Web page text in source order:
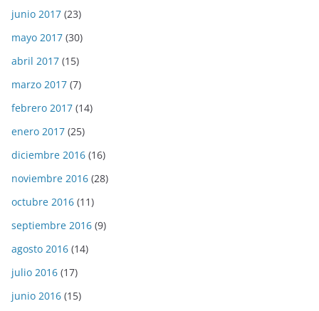
junio 2017 (23)
mayo 2017 (30)
abril 2017 (15)
marzo 2017 (7)
febrero 2017 (14)
enero 2017 (25)
diciembre 2016 (16)
noviembre 2016 (28)
octubre 2016 (11)
septiembre 2016 (9)
agosto 2016 (14)
julio 2016 (17)
junio 2016 (15)